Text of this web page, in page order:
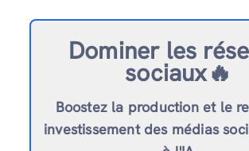
Dominer les
sociaux🔥
Boostez la production et le
investissement des médias